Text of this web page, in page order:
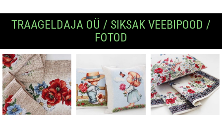
TRAAGELDAJA OÜ / SIKSAK VEEBIPOOD /
FOTOD